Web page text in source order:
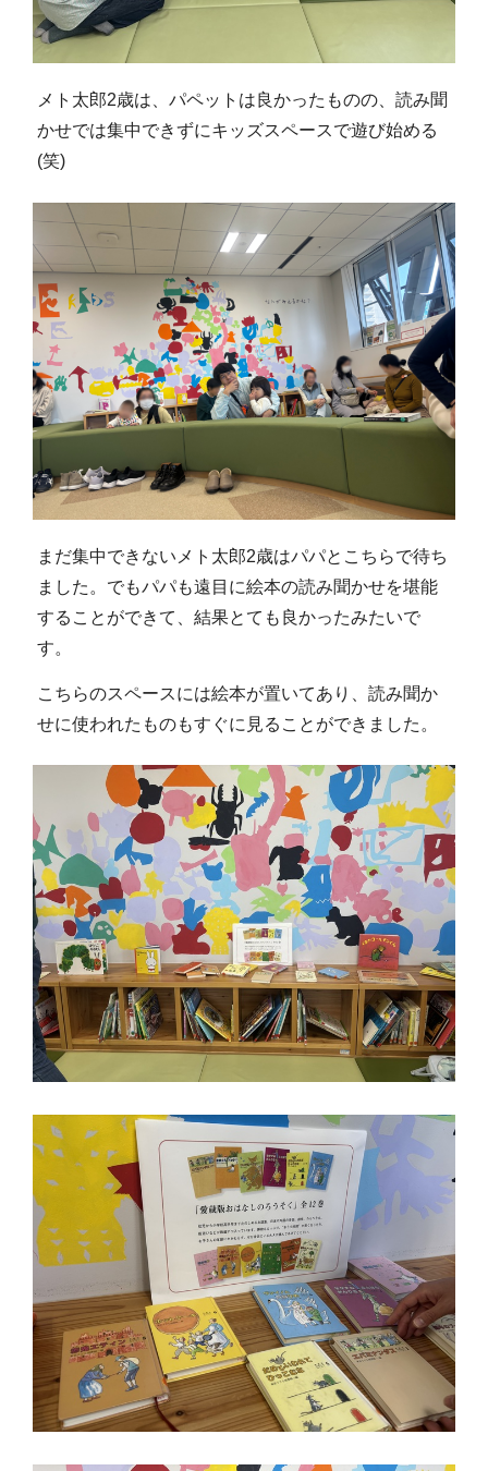
メト太郎2歳は、パペットは良かったものの、読み聞
かせでは集中できずにキッズスペースで遊び始める
(笑)
まだ集中できないメト太郎2歳はパパとこちらで待ち
ました。でもパパも遠目に絵本の読み聞かせを堪能
することができて、結果とても良かったみたいで
す。
こちらのスペースには絵本が置いてあり、読み聞か
せに使われたものもすぐに見ることができました。